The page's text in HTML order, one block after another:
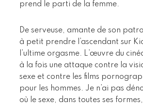
prend le parti de la femme.
De serveuse, amante de son
à petit prendre l’ascendant sur
l’ultime orgasme. L’œuvre du
à la fois une attaque contre la
sexe et contre les films
pour les hommes. Je n’ai pas
où le sexe, dans toutes ses